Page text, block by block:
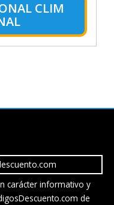
CLIM
carácter informativo y
de